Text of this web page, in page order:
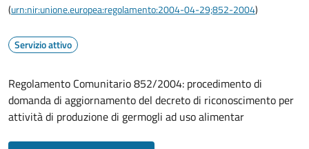
(urn:nir:unione.europea:regolamento:2004-04-29;852-2004)
Servizio attivo
Regolamento Comunitario 852/2004: procedimento di
domanda di aggiornamento del decreto di riconoscimento per
attività di produzione di germogli ad uso alimentar